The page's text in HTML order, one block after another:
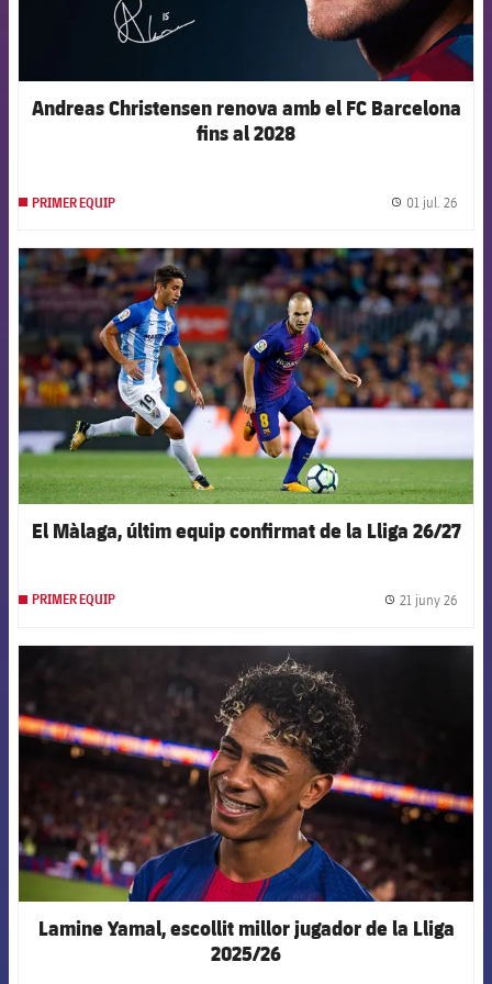
Andreas Christensen renova amb el FC Barcelona
fins al 2028
PRIMER EQUIP 01 jul. 26
FCB Barcelona badge
El Màlaga, últim equip confirmat de la Lliga 26/27
PRIMER EQUIP 21 juny 26
FCB Barcelona badge
Lamine Yamal, escollit millor jugador de la Lliga
2025/26